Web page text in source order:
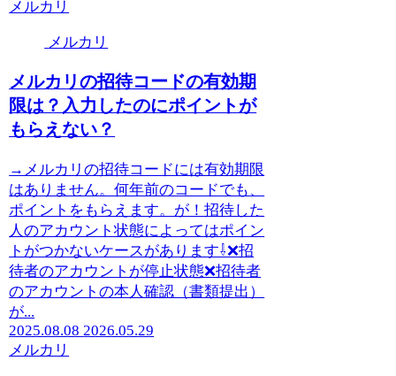
メルカリ
メルカリ
メルカリの招待コードの有効期
限は？入力したのにポイントが
もらえない？
→メルカリの招待コードには有効期限
はありません。何年前のコードでも、
ポイントをもらえます。が！招待した
人のアカウント状態によってはポイン
トがつかないケースがあります⇩❌招
待者のアカウントが停止状態❌招待者
のアカウントの本人確認（書類提出）
が...
2025.08.08 2026.05.29
メルカリ